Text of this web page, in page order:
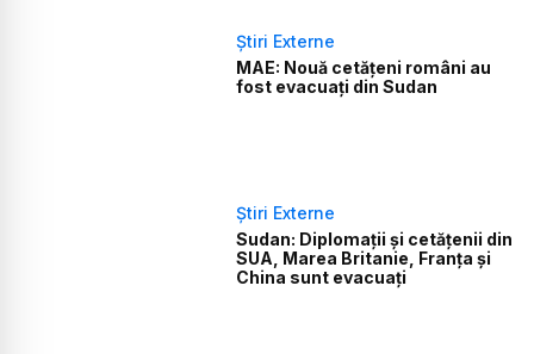
Știri Externe
MAE: Nouă cetăţeni români au
fost evacuaţi din Sudan
Știri Externe
Sudan: Diplomații și cetățenii din
SUA, Marea Britanie, Franța și
China sunt evacuați